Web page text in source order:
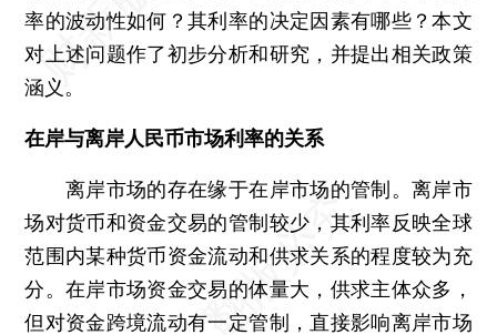
率的波动性如何？其利率的决定因素有哪些？本文
对上述问题作了初步分析和研究，并提出相关政策
涵义。
在岸与离岸人民币市场利率的关系
离岸市场的存在缘于在岸市场的管制。离岸市
场对货币和资金交易的管制较少，其利率反映全球
范围内某种货币资金流动和供求关系的程度较为充
分。在岸市场资金交易的体量大，供求主体众多，
但对资金跨境流动有一定管制，直接影响离岸市场